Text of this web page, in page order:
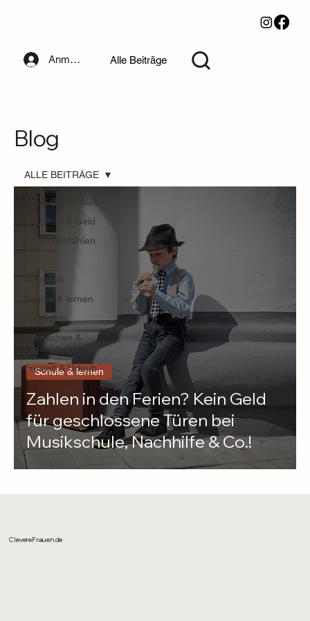
Anmelden Alle Beiträge
Blog
ALLE BEITRÄGE
Haushalt & Geld
Fit & Wohlfühlen
Kosmetik
Schule & lernen
Highlights
Mitmachen &
Produkttests
Freizeit & Urlaub
ALLE BEITRÄGE
Zahlen in den Ferien? Kein Geld
für geschlossene Türen bei
Musikschule, Nachhilfe & Co.!
Schule & lernen
ClevereFrauen.de